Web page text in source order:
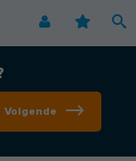
Volgende